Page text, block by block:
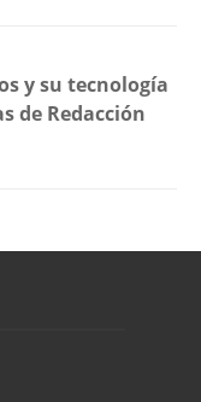
y su tecnología
de Redacción